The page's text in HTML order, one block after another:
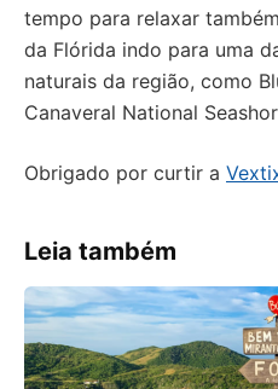
tempo para relaxar
da Flórida indo para uma
naturais da região, como
Canaveral National
Obrigado por curtir a
Leia também